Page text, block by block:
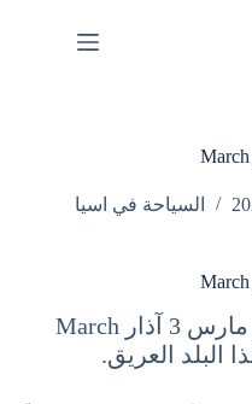
السياحة في اسيا
تعتبر السياحة في سوريا شهر مارس 3 آذار March
البلد العريق.